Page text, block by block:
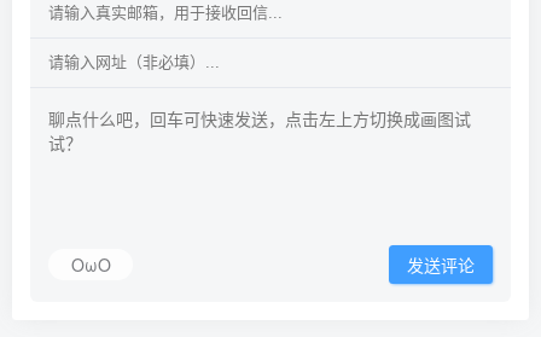
OωO 发送评论